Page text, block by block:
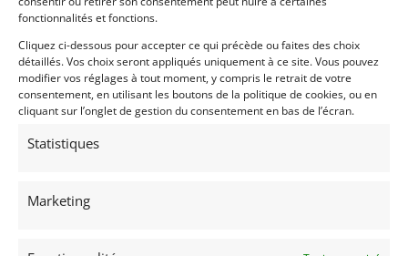
fonctionnalités et fonctions.
Cliquez ci-dessous pour accepter ce qui précède ou faites des choix
détaillés. Vos choix seront appliqués uniquement à ce site. Vous pouvez
modifier vos réglages à tout moment, y compris le retrait de votre
consentement, en utilisant les boutons de la politique de cookies, ou en
cliquant sur l’onglet de gestion du consentement en bas de l’écran.
Statistiques
Marketing
12